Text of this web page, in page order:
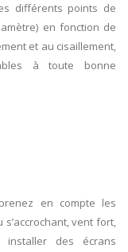
différents points de
en fonction de
et au cisaillement,
à toute bonne
en compte les
vent fort,
installer des écrans